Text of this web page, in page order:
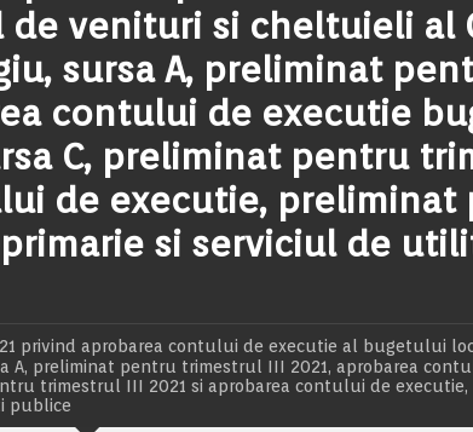
venituri si cheltuieli al
sursa A, preliminat
contului de executie
C, preliminat pentru
de executie, preliminat
si serviciul de
privind aprobarea contului de executie al bugetului
A, preliminat pentru trimestrul III 2021, aprobarea
trimestrul III 2021 si aprobarea contului de
publice